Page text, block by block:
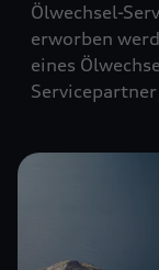
Ölwechsel-
erworben
eines